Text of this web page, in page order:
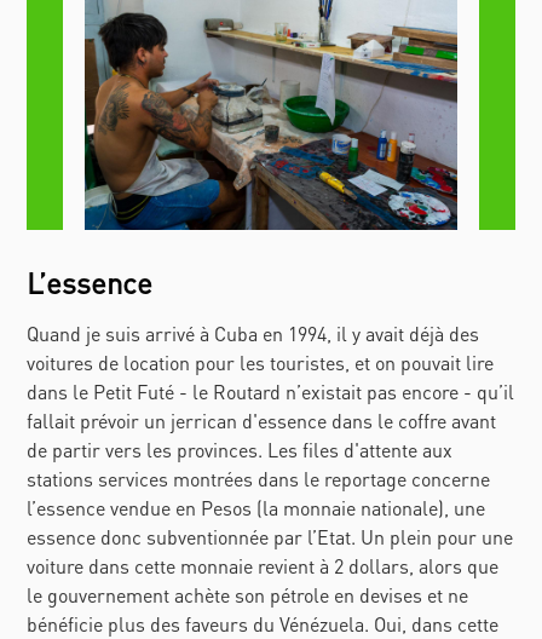
L’essence
Quand je suis arrivé à Cuba en 1994, il y avait déjà des
voitures de location pour les touristes, et on pouvait lire
dans le Petit Futé - le Routard n’existait pas encore - qu’il
fallait prévoir un jerrican d'essence dans le coffre avant
de partir vers les provinces. Les files d'attente aux
stations services montrées dans le reportage concerne
l’essence vendue en Pesos (la monnaie nationale), une
essence donc subventionnée par l’Etat. Un plein pour une
voiture dans cette monnaie revient à 2 dollars, alors que
le gouvernement achète son pétrole en devises et ne
bénéficie plus des faveurs du Vénézuela. Oui, dans cette